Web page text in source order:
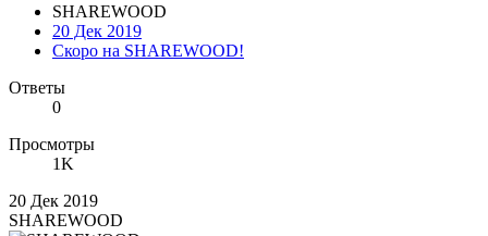
SHAREWOOD
20 Дек 2019
Скоро на SHAREWOOD!
Ответы
0
Просмотры
1K
20 Дек 2019
SHAREWOOD